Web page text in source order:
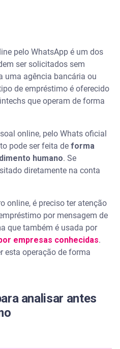
pelo “zap”?
fique alerta
via WhatsApp?
pelo WhatsApp é um dos
ser solicitados sem
uma agência bancária ou
de empréstimo é oferecido
que operam de forma
online, pelo Whats oficial
pode ser feita de forma
humano. Se
diretamente na conta
online, é preciso ter atenção
por mensagem de
que também é usada por
empresas conhecidas.
esta operação de forma
analisar antes